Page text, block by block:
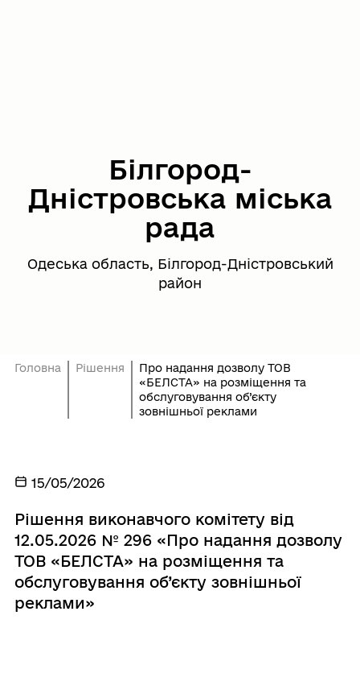
Білгород-
Дністровська міська
рада
Одеська область, Білгород-Дністровський
район
Головна Рішення
Про надання дозволу ТОВ
«БЕЛСТА» на розміщення та
обслуговування об’єкту
зовнішньої реклами
15/05/2026
Рішення виконавчого комітету від
12.05.2026 № 296 «Про надання дозволу
ТОВ «БЕЛСТА» на розміщення та
обслуговування об’єкту зовнішньої
реклами»